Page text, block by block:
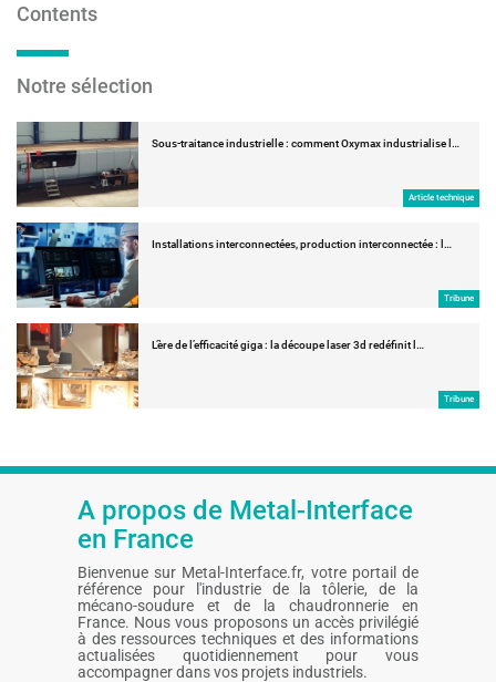
Contents
Notre sélection
Sous-traitance industrielle : comment Oxymax industrialise l…
Article technique
Installations interconnectées, production interconnectée : l…
Tribune
L’ère de l’efficacité giga : la découpe laser 3d redéfinit l…
Tribune
A propos de Metal-Interface
en France
Bienvenue sur Metal-Interface.fr, votre portail de
référence pour l'industrie de la tôlerie, de la
mécano-soudure et de la chaudronnerie en
France. Nous vous proposons un accès privilégié
à des ressources techniques et des informations
actualisées quotidiennement pour vous
accompagner dans vos projets industriels.